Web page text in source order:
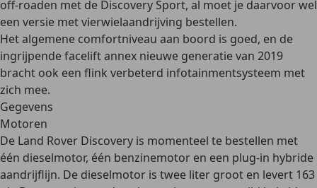
off-roaden met de Discovery Sport, al moet je daarvoor wel
een versie met vierwielaandrijving bestellen.
Het algemene comfortniveau aan boord is goed, en de
ingrijpendefacelift annex nieuwe generatie van 2019
bracht ook een flink verbeterd infotainmentsysteem met
zich mee.
Gegevens
Motoren
De Land Rover Discovery is momenteel te bestellen met
één dieselmotor, één benzinemotor en een plug-in hybride
aandrijflijn. De dieselmotor is twee liter groot en levert 163